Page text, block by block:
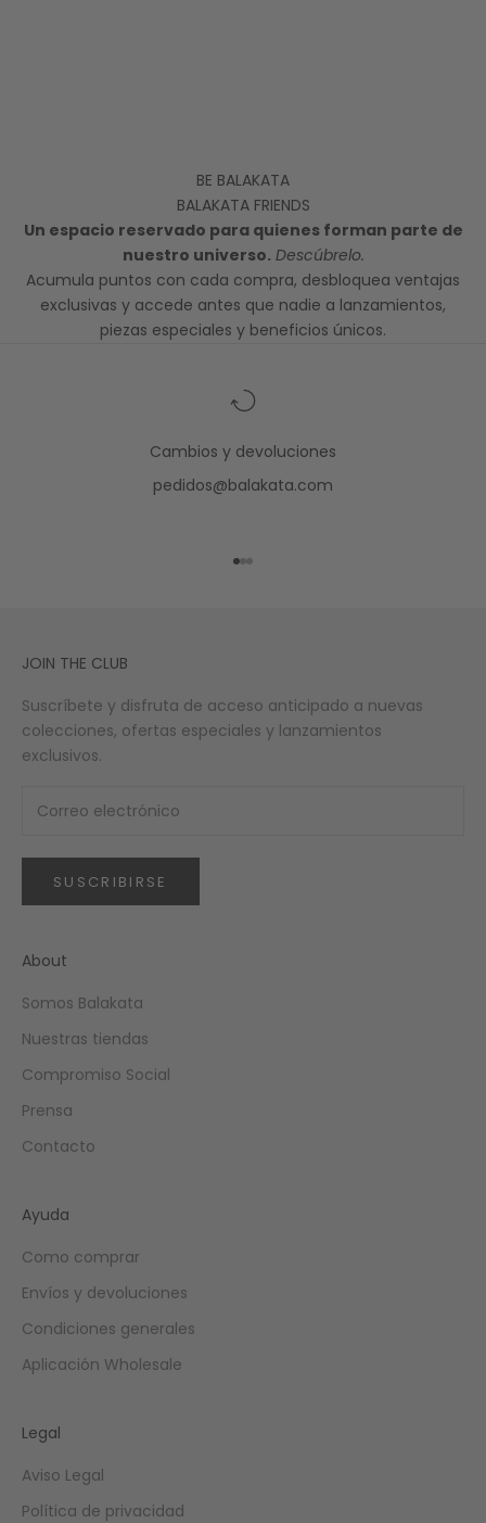
BE BALAKATA
BALAKATA FRIENDS
Un espacio reservado para quienes forman parte de
nuestro universo. Descúbrelo.
Acumula puntos con cada compra, desbloquea ventajas
exclusivas y accede antes que nadie a lanzamientos,
piezas especiales y beneficios únicos.
Cambios y devoluciones
pedidos@balakata.com
Ir al artículo 1
Ir al artículo 2
Ir al artículo 3
JOIN THE CLUB
Suscríbete y disfruta de acceso anticipado a nuevas
colecciones, ofertas especiales y lanzamientos
exclusivos.
SUSCRIBIRSE
About
Somos Balakata
Nuestras tiendas
Compromiso Social
Prensa
Contacto
Ayuda
Como comprar
Envíos y devoluciones
Condiciones generales
Aplicación Wholesale
Legal
Aviso Legal
Política de privacidad